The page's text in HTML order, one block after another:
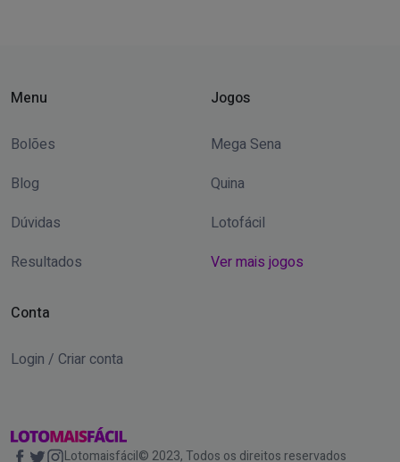
Menu
Bolões
Blog
Dúvidas
Resultados
Jogos
Mega Sena
Quina
Lotofácil
Ver mais jogos
Conta
Login / Criar conta
Lotomaisfácil© 2023, Todos os direitos reservados